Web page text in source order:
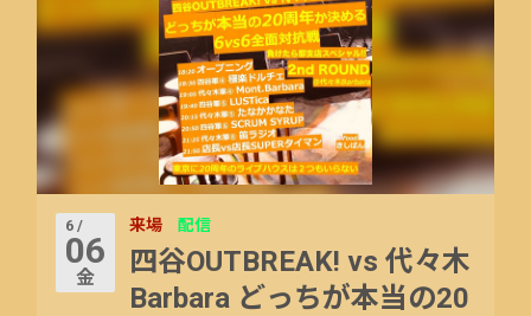
6 /
06
金
来場 配信
四谷OUTBREAK! vs 代々木
Barbara どっちが本当の20